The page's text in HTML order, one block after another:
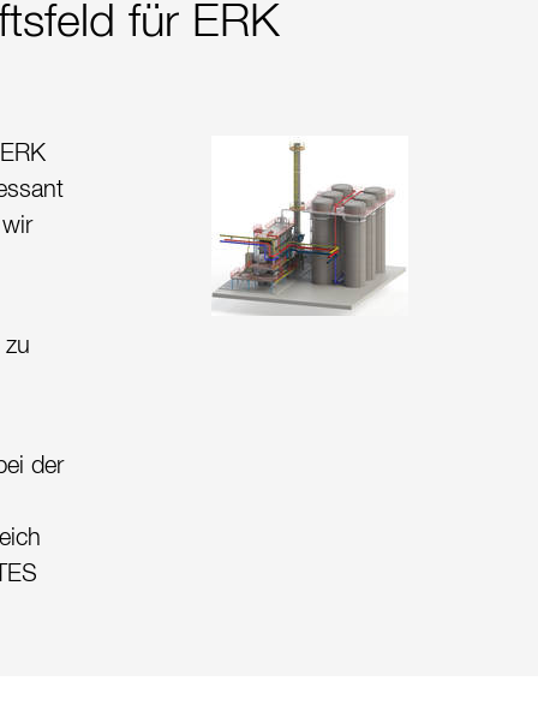
für ERK
zu
der